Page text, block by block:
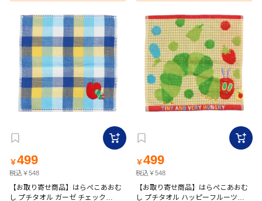
￥499
税込￥548
【お取り寄せ商品】はらぺこあおむ
し プチタオル ガーゼ チェック
￥499
税込￥548
【お取り寄せ商品】はらぺこあおむ
し プチタオル ハッピーフルーツ